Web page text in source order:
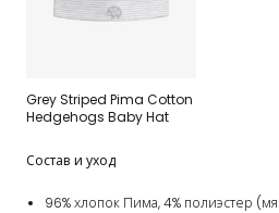
Grey Striped Pima Cotton
Hedgehogs Baby Hat
Состав и уход
96% хлопок Пима, 4% полиэстер